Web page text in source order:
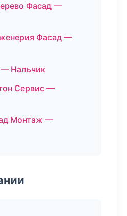
Фасад —
Фасад —
Нальчик
Сервис —
Монтаж —